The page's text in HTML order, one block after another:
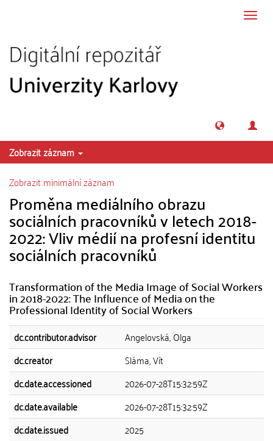
Zobrazit záznam
Zobrazit minimální záznam
Proměna mediálního obrazu
sociálních pracovníků v letech 2018-
2022: Vliv médií na profesní identitu
sociálních pracovníků
Transformation of the Media Image of Social Workers
in 2018-2022: The Influence of Media on the
Professional Identity of Social Workers
dc.contributor.advisor
Angelovská, Olga
dc.creator
Sláma, Vít
dc.date.accessioned
2026-07-28T15:32:59Z
dc.date.available
2026-07-28T15:32:59Z
dc.date.issued
2025